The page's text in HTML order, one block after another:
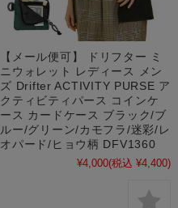
【メール便可】 ドリフター ミ
ニウォレット レディース メン
ズ Drifter ACTIVITY PURSE ア
クティビティパース コインケ
ース カードケース ブラック/ブ
ルー/グリーン/カモフラ/迷彩/レ
オパード/ヒョウ柄 DFV1360
¥4,000(税込 ¥4,400)